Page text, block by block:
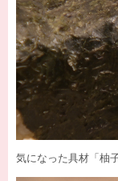
気になった具材「柚